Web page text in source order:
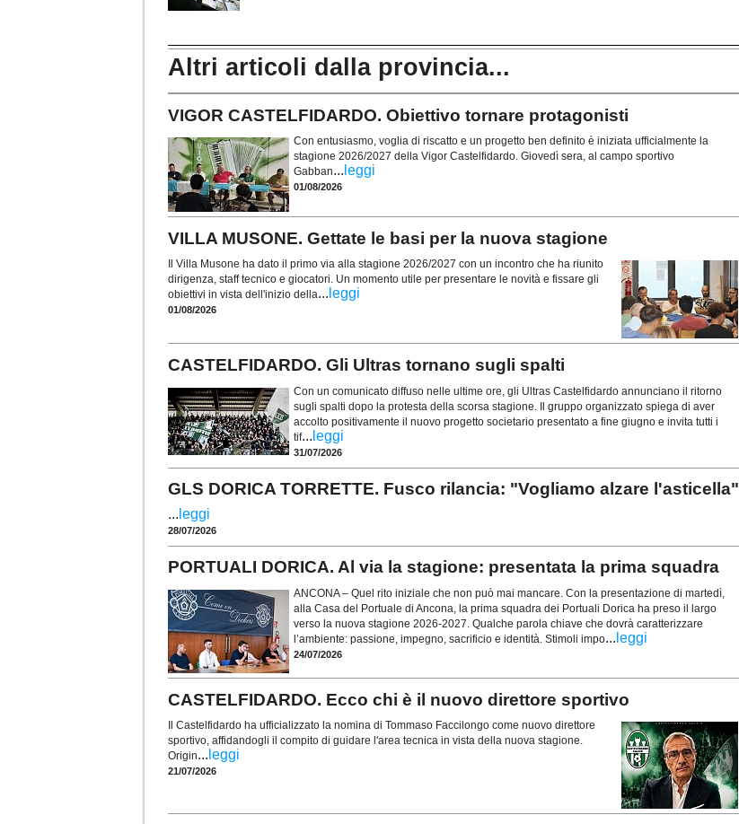
Altri articoli dalla provincia...
VIGOR CASTELFIDARDO. Obiettivo tornare protagonisti
Con entusiasmo, voglia di riscatto e un progetto ben definito è iniziata ufficialmente la
stagione 2026/2027 della Vigor Castelfidardo. Giovedì sera, al campo sportivo
Gabban... leggi
01/08/2026
VILLA MUSONE. Gettate le basi per la nuova stagione
Il Villa Musone ha dato il primo via alla stagione 2026/2027 con un incontro che ha riunito
dirigenza, staff tecnico e giocatori. Un momento utile per presentare le novità e fissare gli
obiettivi in vista dell'inizio della... leggi
01/08/2026
CASTELFIDARDO. Gli Ultras tornano sugli spalti
Con un comunicato diffuso nelle ultime ore, gli Ultras Castelfidardo annunciano il ritorno
sugli spalti dopo la protesta della scorsa stagione. Il gruppo organizzato spiega di aver
accolto positivamente il nuovo progetto societario presentato a fine giugno e invita tutti i
tif... leggi
31/07/2026
GLS DORICA TORRETTE. Fusco rilancia: "Vogliamo alzare l'asticella"
... leggi
28/07/2026
PORTUALI DORICA. Al via la stagione: presentata la prima squadra
ANCONA – Quel rito iniziale che non può mai mancare. Con la presentazione di martedì,
alla Casa del Portuale di Ancona, la prima squadra dei Portuali Dorica ha preso il largo
verso la nuova stagione 2026-2027. Qualche parola chiave che dovrà caratterizzare
l’ambiente: passione, impegno, sacrificio e identità. Stimoli impo... leggi
24/07/2026
CASTELFIDARDO. Ecco chi è il nuovo direttore sportivo
Il Castelfidardo ha ufficializzato la nomina di Tommaso Faccilongo come nuovo direttore
sportivo, affidandogli il compito di guidare l'area tecnica in vista della nuova stagione.
Origin... leggi
21/07/2026